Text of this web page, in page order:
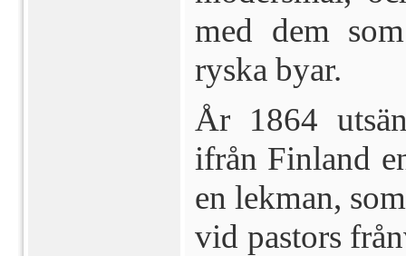
med dem
ryska byar.
År 1864
ifrån Finland
en lekman,
vid pastors